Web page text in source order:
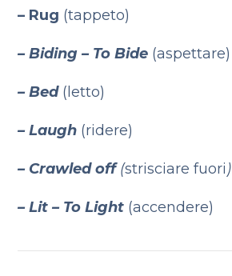
– Rug (tappeto)
– Biding – To Bide (aspettare)
– Bed (letto)
– Laugh (ridere)
– Crawled off(strisciare fuori)
– Lit – To Light (accendere)